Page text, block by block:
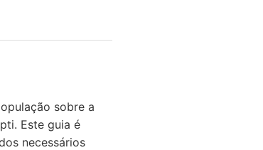
sobre a
Este guia é
necessários